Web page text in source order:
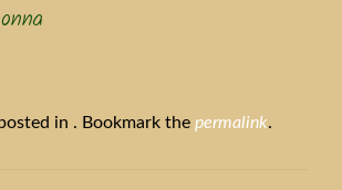
in . Bookmark the permalink.